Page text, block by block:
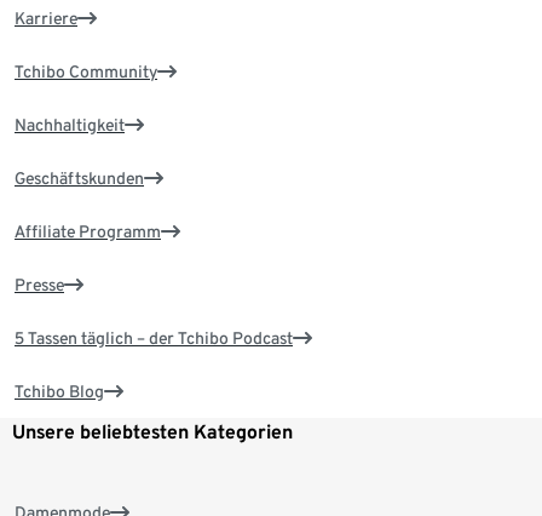
Karriere
Tchibo Community
Nachhaltigkeit
Geschäftskunden
Affiliate Programm
Presse
5 Tassen täglich – der Tchibo Podcast
Tchibo Blog
Unsere beliebtesten Kategorien